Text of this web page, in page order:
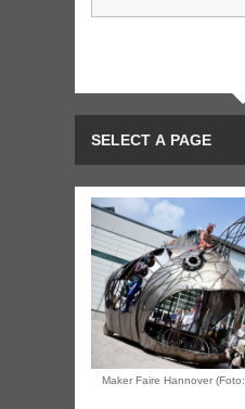
Maker Faire Hannover (Foto: